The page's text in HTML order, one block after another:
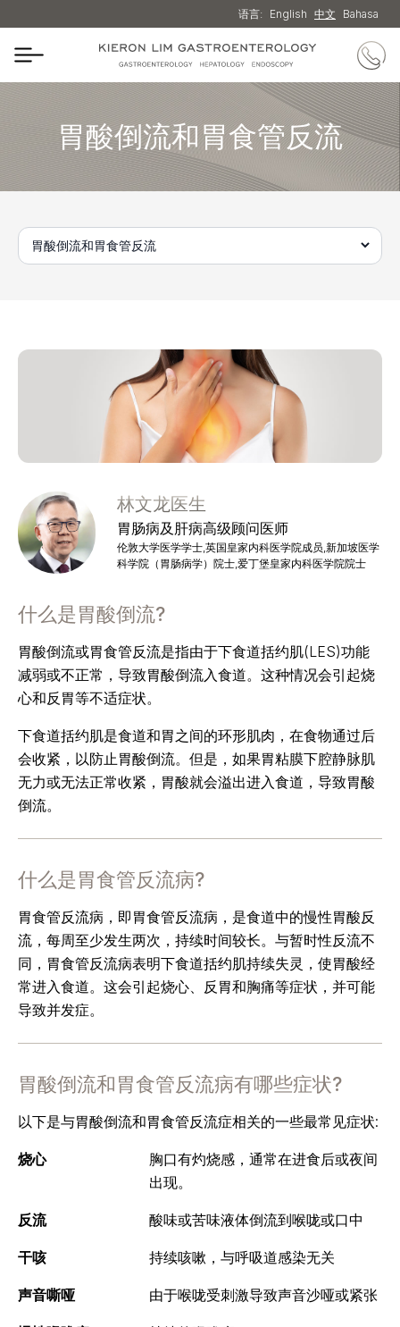
语言: English 中文 Bahasa
胃酸倒流和胃食管反流
林文龙医生
胃肠病及肝病高级顾问医师
伦敦大学医学学士,英国皇家内科医学院成员,新加坡医学
科学院（胃肠病学）院士,爱丁堡皇家内科医学院院士
什么是胃酸倒流?
胃酸倒流或胃食管反流是指由于下食道括约肌(LES)功能
减弱或不正常，导致胃酸倒流入食道。这种情况会引起烧
心和反胃等不适症状。
下食道括约肌是食道和胃之间的环形肌肉，在食物通过后
会收紧，以防止胃酸倒流。但是，如果胃粘膜下腔静脉肌
无力或无法正常收紧，胃酸就会溢出进入食道，导致胃酸
倒流。
什么是胃食管反流病?
胃食管反流病，即胃食管反流病，是食道中的慢性胃酸反
流，每周至少发生两次，持续时间较长。与暂时性反流不
同，胃食管反流病表明下食道括约肌持续失灵，使胃酸经
常进入食道。这会引起烧心、反胃和胸痛等症状，并可能
导致并发症。
胃酸倒流和胃食管反流病有哪些症状?
以下是与胃酸倒流和胃食管反流症相关的一些最常见症状:
烧心
胸口有灼烧感，通常在进食后或夜间
出现。
反流 酸味或苦味液体倒流到喉咙或口中
干咳 持续咳嗽，与呼吸道感染无关
声音嘶哑 由于喉咙受刺激导致声音沙哑或紧张